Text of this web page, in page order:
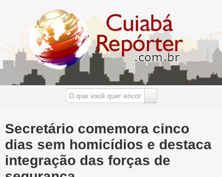
Secretário comemora cinco
dias sem homicídios e destaca
integração das forças de